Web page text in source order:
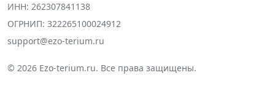
ИНН: 262307841138
ОГРНИП: 322265100024912
support@ezo-terium.ru
© 2026 Ezo-terium.ru. Все права защищены.